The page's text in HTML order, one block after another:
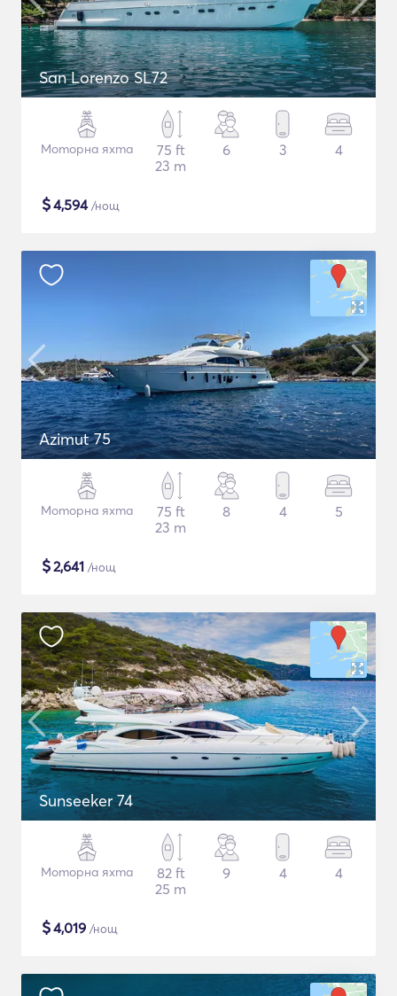
San Lorenzo SL72
Моторна яхта
75 ft
23 m
6 3 4
$4,594/нощ
Azimut 75
Моторна яхта
75 ft
23 m
8 4 5
$2,641 /нощ
Sunseeker 74
Моторна яхта
82 ft
25 m
9 4 4
$4,019 /нощ